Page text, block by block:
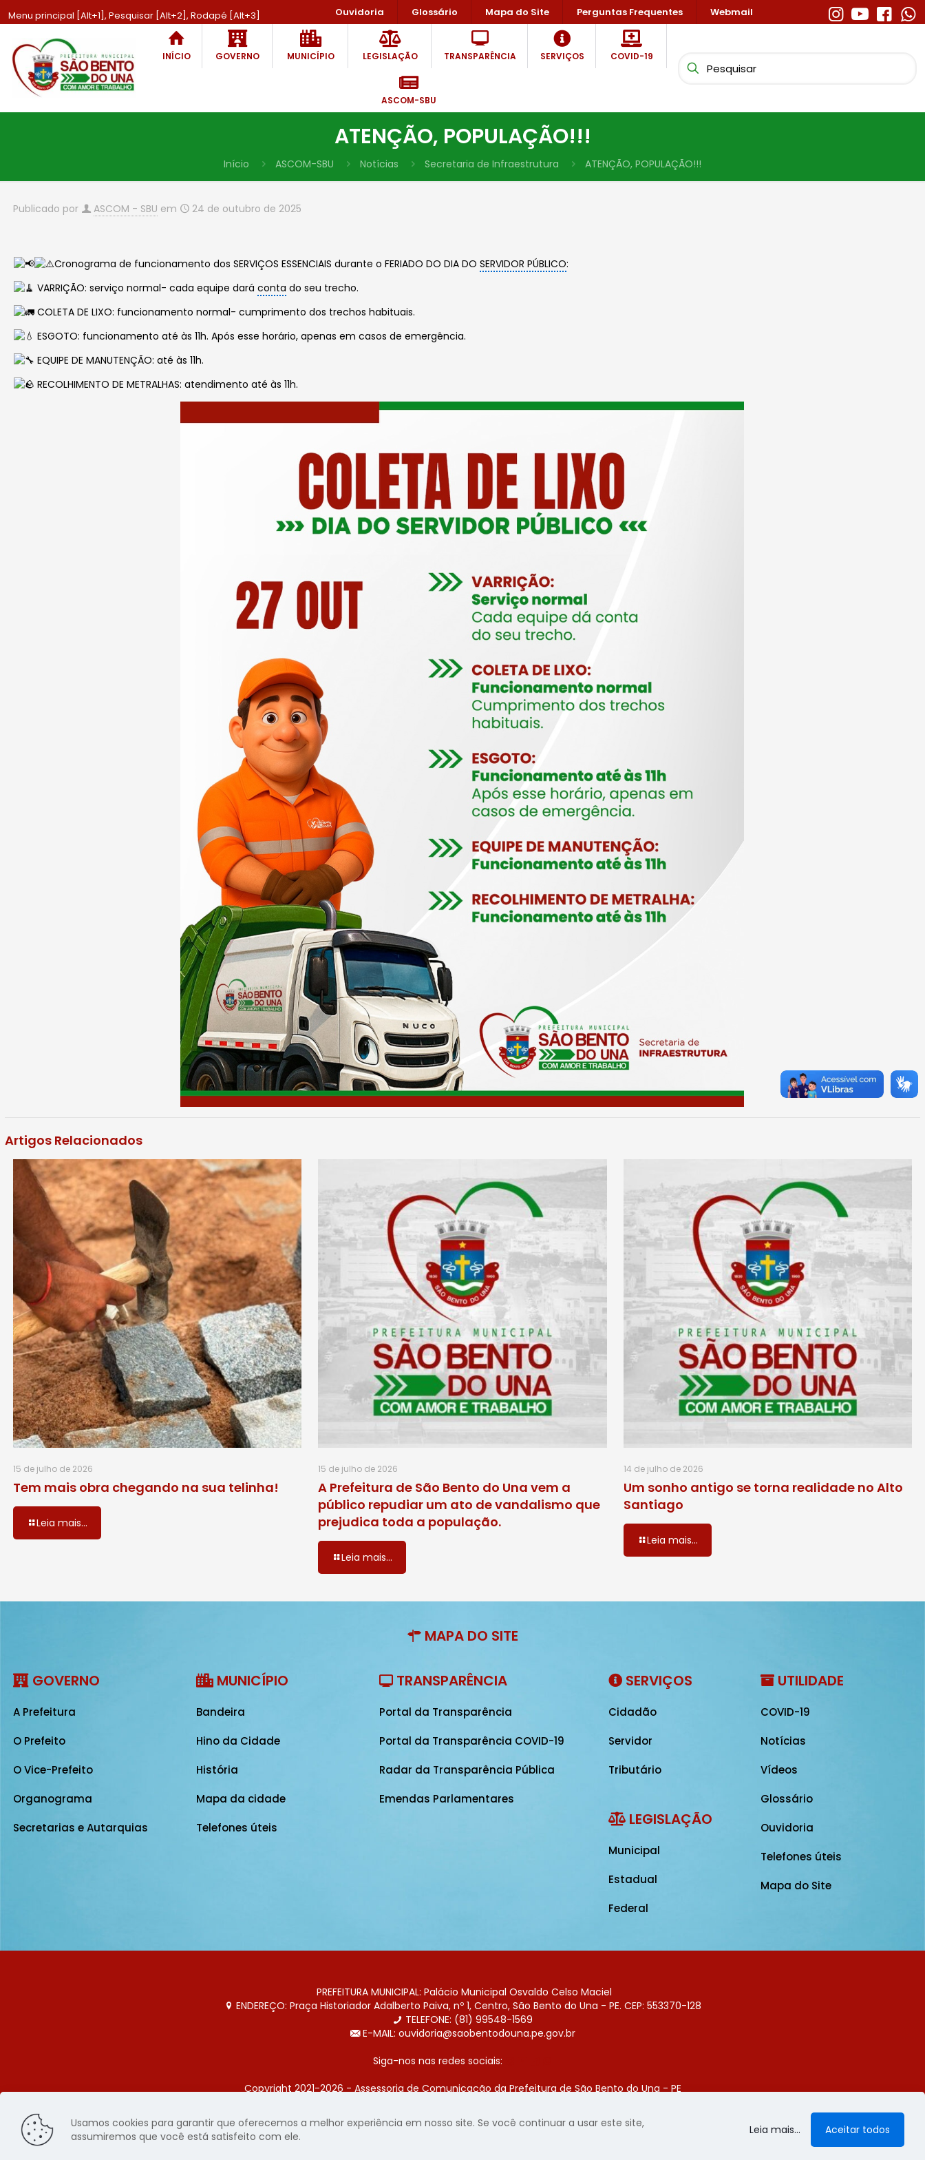
Menu principal [Alt+1], Pesquisar [Alt+2], Rodapé [Alt+3] Ouvidoria Glossário Mapa do Site Perguntas Frequentes Webmail
INÍCIO GOVERNO MUNICÍPIO LEGISLAÇÃO TRANSPARÊNCIA SERVIÇOS COVID-19
ASCOM-SBU
ATENÇÃO, POPULAÇÃO!!!
Início ASCOM-SBU Notícias Secretaria de Infraestrutura ATENÇÃO, POPULAÇÃO!!!
Publicado por ASCOM - SBU em 24 de outubro de 2025
Cronograma de funcionamento dos SERVIÇOS ESSENCIAIS durante o FERIADO DO DIA DOSERVIDOR PÚBLICO:
VARRIÇÃO: serviço normal- cada equipe daráconta do seu trecho.
COLETA DE LIXO: funcionamento normal- cumprimento dos trechos habituais.
ESGOTO: funcionamento até às 11h. Após esse horário, apenas em casos de emergência.
EQUIPE DE MANUTENÇÃO: até às 11h.
RECOLHIMENTO DE METRALHAS: atendimento até às 11h.
Artigos Relacionados
15 de julho de 2026
Tem mais obra chegando na sua telinha!
Leia mais...
15 de julho de 2026
A Prefeitura de São Bento do Una vem a
público repudiar um ato de vandalismo que
prejudica toda a população.
Leia mais...
14 de julho de 2026
Um sonho antigo se torna realidade no Alto
Santiago
Leia mais...
MAPA DO SITE
GOVERNO
A Prefeitura
O Prefeito
O Vice-Prefeito
Organograma
Secretarias e Autarquias
MUNICÍPIO
Bandeira
Hino da Cidade
História
Mapa da cidade
Telefones úteis
TRANSPARÊNCIA
Portal da Transparência
Portal da Transparência COVID-19
Radar da Transparência Pública
Emendas Parlamentares
SERVIÇOS
Cidadão
Servidor
Tributário
LEGISLAÇÃO
Municipal
Estadual
Federal
UTILIDADE
COVID-19
Notícias
Vídeos
Glossário
Ouvidoria
Telefones úteis
Mapa do Site
PREFEITURA MUNICIPAL: Palácio Municipal Osvaldo Celso Maciel
ENDEREÇO: Praça Historiador Adalberto Paiva, nº 1, Centro, São Bento do Una - PE. CEP: 553370-128
TELEFONE: (81) 99548-1569
E-MAIL: ouvidoria@saobentodouna.pe.gov.br
Siga-nos nas redes sociais:
Copyright 2021-2026 - Assessoria de Comunicação da Prefeitura de São Bento do Una - PE
Página desenvolvida pela agência de publicidade LumusWeb - Agência Digital
Usamos cookies para garantir que oferecemos a melhor experiência em nosso site. Se você continuar a usar este site,
assumiremos que você está satisfeito com ele.
Leia mais... Aceitar todos